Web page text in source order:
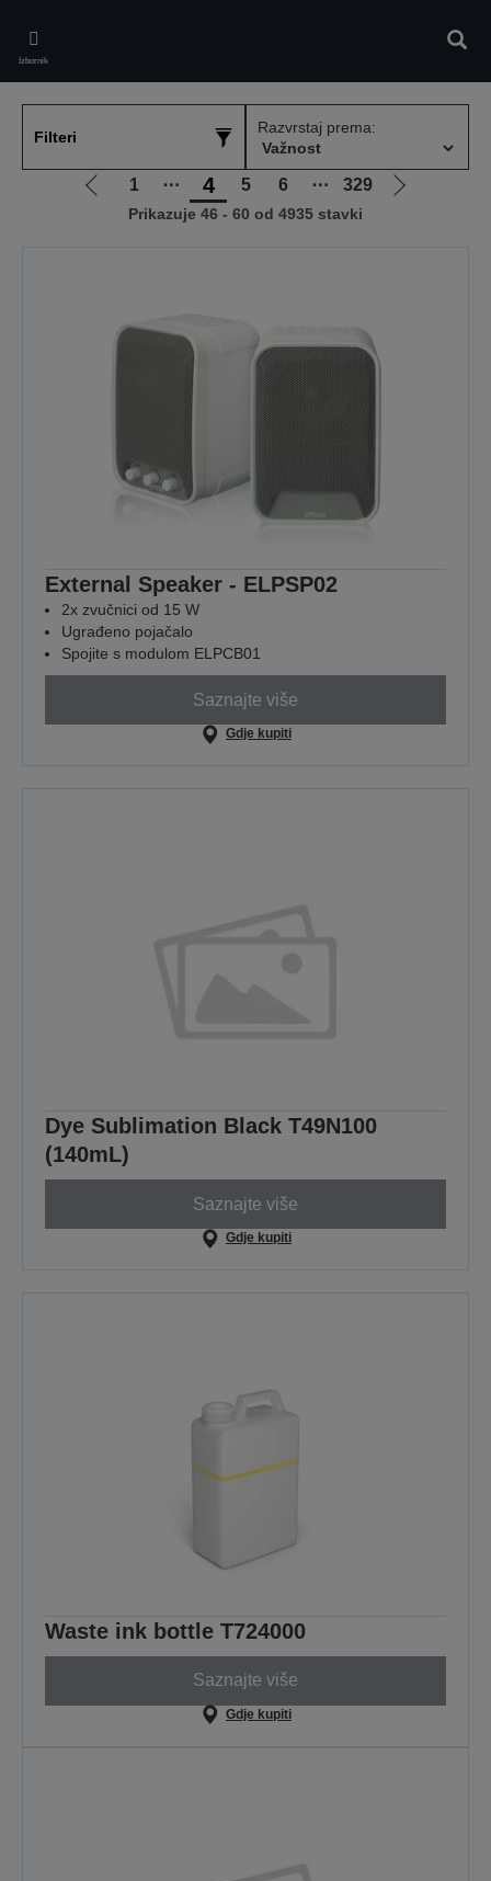
main
content
Izbornik
Filteri
Razvrstaj prema:
Idi
1 ⋯ 4 5 6 ⋯ 329
Idi
Prikazuje 46 - 60 od 4935 stavki
External Speaker - ELPSP02
2x zvučnici od 15 W
Ugrađeno pojačalo
Spojite s modulom ELPCB01
Saznajte više
Gdje kupiti
Dye Sublimation Black T49N100
(140mL)
Saznajte više
Gdje kupiti
Waste ink bottle T724000
Saznajte više
Gdje kupiti